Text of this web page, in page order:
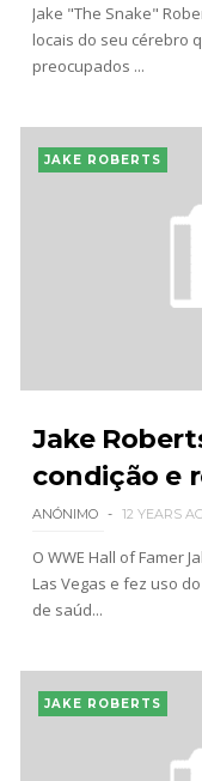
Jake "The Snake"
locais do seu cérebro
preocupados ...
JAKE ROBERTS
Jake
condição e
ANÓNIMO 12 YEARS
O WWE Hall of Famer
Las Vegas e fez uso
de saúd...
JAKE ROBERTS